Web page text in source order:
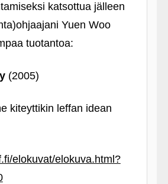
katsottua jälleen
Yuen Woo
tuotantoa:
(2005)
kiteyttikin leffan idean
elokuvat/elokuva.html?